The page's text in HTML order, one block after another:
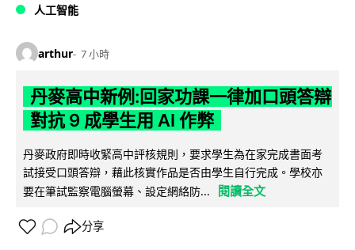
人工智能
arthur 7 小時
丹麥高中新例:回家功課一律加口頭答辯
對抗 9 成學生用 AI 作弊
丹麥政府即時收緊高中評核規則，要求學生為在家完成書面考
試接受口頭答辯，藉此核實作品是否由學生自行完成。學校亦
要在筆試監察電腦螢幕、設定網絡防...
閱讀全文
分享